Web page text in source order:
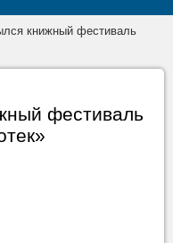
книжный фестиваль
фестиваль